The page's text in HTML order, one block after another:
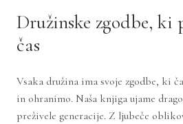
Družinske zgodbe, ki
čas
Vsaka družina ima svoje zgodbe, ki
in ohranimo. Naša knjiga ujame
preživele generacije. Z ljubeče